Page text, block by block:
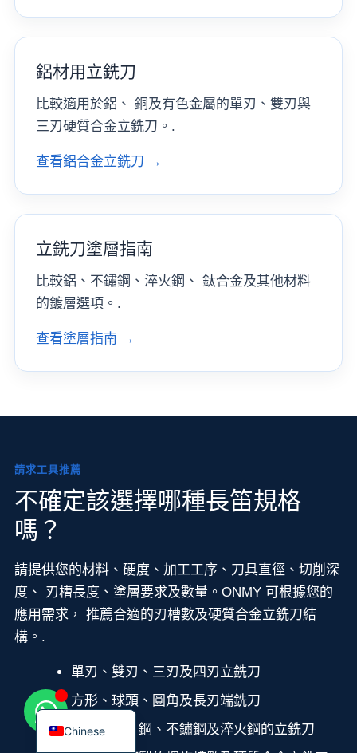
鋁材用立銑刀
比較適用於鋁、 銅及有色金屬的單刃、雙刃與
三刃硬質合金立銑刀。.
查看鋁合金立銑刀 →
立銑刀塗層指南
比較鋁、不鏽鋼、淬火鋼、 鈦合金及其他材料
的鍍層選項。.
查看塗層指南 →
請求工具推薦
不確定該選擇哪種長笛規格
嗎？
請提供您的材料、硬度、加工工序、刀具直徑、切削深
度、 刃槽長度、塗層要求及數量。ONMY 可根據您的
應用需求， 推薦合適的刃槽數及硬質合金立銑刀結
構。.
單刃、雙刃、三刃及四刃立銑刀
方形、球頭、圓角及長刃端銑刀
適用於鋁、鋼、不鏽鋼及淬火鋼的立銑刀
Chinese
English
Turkish
Russian
Japanese
Korean